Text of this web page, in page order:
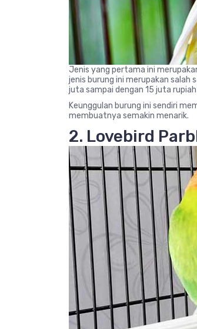
Jenis yang pertama ini
jenis burung ini merupakan salah
juta sampai dengan 15 juta
Keunggulan burung ini sendiri
membuatnya semakin menarik.
2. Lovebird